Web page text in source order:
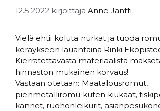
12.5.2022 kirjoittaja Anne Jäntti
Vielä ehtii koluta nurkat ja tuoda
keräykseen lauantaina Rinki
Kierrätettävästä materiaalista
hinnaston mukainen korvaus!
Vastaan otetaan: Maatalousromut,
pienmetalliromu kuten kiukaat,
kannet, ruohonleikurit,